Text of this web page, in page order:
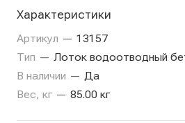
Характеристики
Артикул — 13157
Тип — Лоток водоотводный
В наличии — Да
Вес, кг — 85.00 кг